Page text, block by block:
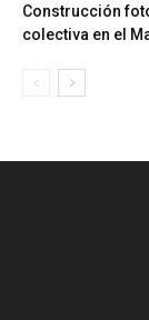
Construcción
colectiva en el